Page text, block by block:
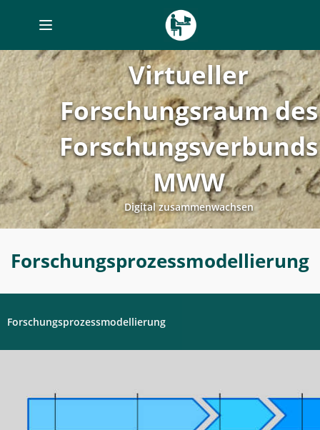
Toggle
navigation
Virtueller
Forschungsraum des
Forschungsverbunds
MWW
Digital zusammenwachsen
-
Digitales
Labor
Forschungsprozessmodellierung
Forschungsprozessmodellierung